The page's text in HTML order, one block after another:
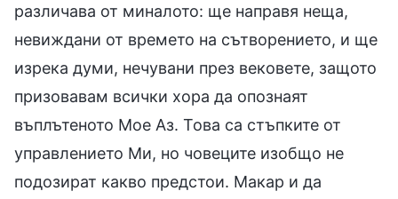
различава от миналото: ще направя неща,
невиждани от времето на сътворението, и ще
изрека думи, нечувани през вековете, защото
призовавам всички хора да опознаят
въплътеното Мое Аз. Това са стъпките от
управлението Ми, но човеците изобщо не
подозират какво предстои. Макар и да